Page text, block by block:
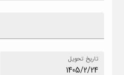
تاریخ تحویل